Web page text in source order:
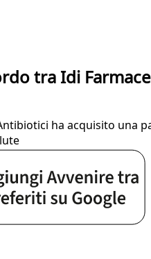
tra Idi
ha acquisito una